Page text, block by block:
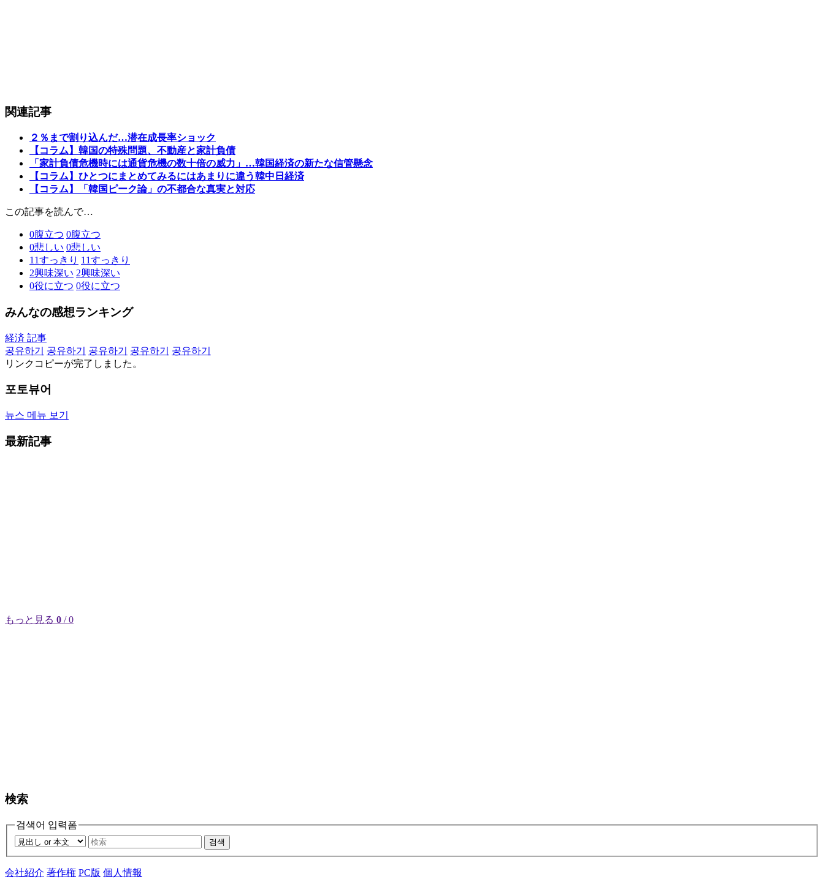
関連記事
２％まで割り込んだ…潜在成長率ショック
【コラム】韓国の特殊問題、不動産と家計負債
「家計負債危機時には通貨危機の数十倍の威力」…韓国経済の新たな信管懸念
【コラム】ひとつにまとめてみるにはあまりに違う韓中日経済
【コラム】「韓国ピーク論」の不都合な真実と対応
この記事を読んで…
0腹立つ 0腹立つ
0悲しい 0悲しい
11すっきり 11すっきり
2興味深い 2興味深い
0役に立つ 0役に立つ
みんなの感想ランキング
経済 記事
공유하기
공유하기 공유하기 공유하기
공유하기
リンクコピーが完了しました。
포토뷰어
뉴스 메뉴 보기
最新記事
もっと見る 0 / 0
検索
검색어 입력폼
검색
会社紹介 著作権 PC版 個人情報